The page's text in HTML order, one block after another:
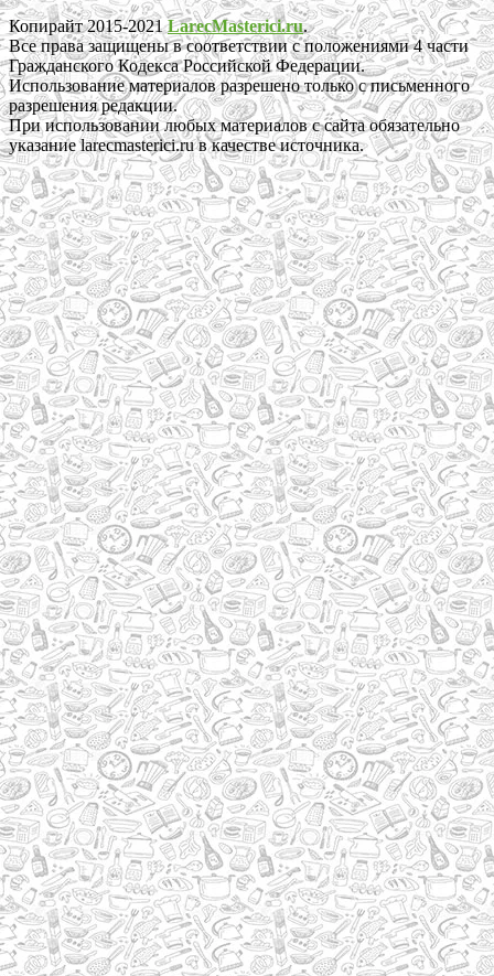
Копирайт 2015-2021LarecMasterici.ru.
Все права защищены в соответствии с положениями 4 части
Гражданского Кодекса Российской Федерации.
Использование материалов разрешено только с письменного
разрешения редакции.
При использовании любых материалов с сайта обязательно
указание larecmasterici.ru в качестве источника.